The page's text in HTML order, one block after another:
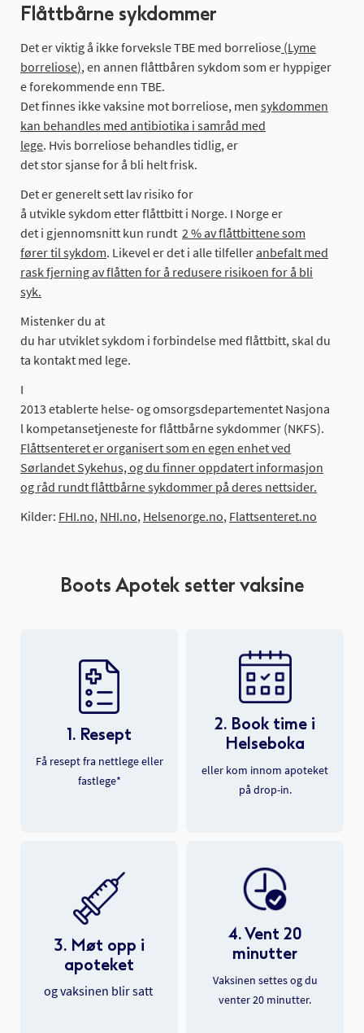
Flåttbårne sykdommer
Det erviktigå ikkeforveksleTBE med borreliose (Lyme
borreliose),en annen flåttbåren sykdom som er hyppiger
eforekommendeenn TBE.
Detfinnes ikkevaksine mot borreliose, men sykdommen
kan behandles med antibiotika i samråd med
lege. Hvis borreliose behandlestidlig, er
detstorsjansefor å bli heltfrisk.
Det er genereltsett lav risiko for
å utviklesykdom etterflåttbitt i Norge. I Norge er
det i gjennomsnitt kun rundt 2 % av flåttbittene som
fører til sykdom. Likeveler det i alletilfelleranbefalt med
rask fjerning av flåtten for å redusere risikoen for å bli
syk.
Mistenkerdu at
du har utvikletsykdom i forbindelse med flåttbitt,skaldu
ta kontakt med lege.
I
2013 etablerte helse-ogomsorgsdepartementet Nasjona
l kompetansetjenesteforflåttbårnesykdommer (NKFS).
Flåttsenteret er organisert som en egen enhet ved
Sørlandet Sykehus, og du finner oppdatert informasjon
og råd rundt flåttbårne sykdommer på deres nettsider.
Kilder: FHI.no, NHI.no, Helsenorge.no, Flattsenteret.no
Boots Apotek setter vaksine
1. Resept
Få resept fra nettlege eller
fastlege*
2. Book time i
Helseboka
eller kom innom apoteket
på drop-in.
3. Møt opp i
apoteket
og vaksinen blir satt
4. Vent 20
minutter
Vaksinen settes og du
venter 20 minutter.